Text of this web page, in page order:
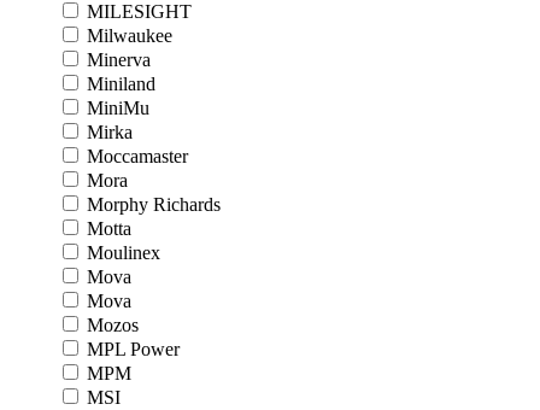
MILESIGHT
Milwaukee
Minerva
Miniland
MiniMu
Mirka
Moccamaster
Mora
Morphy Richards
Motta
Moulinex
Mova
Mova
Mozos
MPL Power
MPM
MSI